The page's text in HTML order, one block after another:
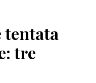
tentata
tre